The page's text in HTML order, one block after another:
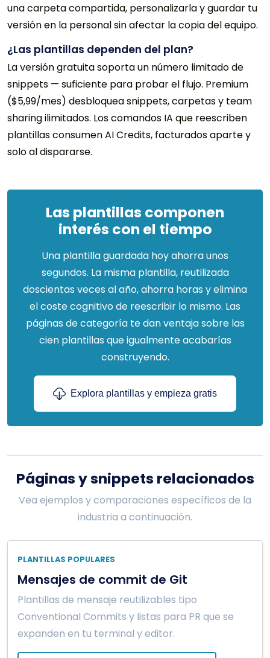
una carpeta compartida, personalizarla y guardar tu
versión en la personal sin afectar la copia del equipo.
¿Las plantillas dependen del plan?
La versión gratuita soporta un número limitado de
snippets — suficiente para probar el flujo. Premium
($5,99/mes) desbloquea snippets, carpetas y team
sharing ilimitados. Los comandos IA que reescriben
plantillas consumen AI Credits, facturados aparte y
solo al dispararse.
Las plantillas componen
interés con el tiempo
Una plantilla guardada hoy ahorra unos
segundos. La misma plantilla, reutilizada
doscientas veces al año, ahorra horas y elimina
el coste cognitivo de reescribir lo mismo. Las
páginas de categoría te dan ventaja sobre las
cien plantillas que igualmente acabarías
construyendo.
Explora plantillas y empieza gratis
Páginas y snippets relacionados
Vea ejemplos y comparaciones específicos de la
industria a continuación.
PLANTILLAS POPULARES
Mensajes de commit de Git
Plantillas de mensaje reutilizables tipo
Conventional Commits y listas para PR que se
expanden en tu terminal y editor.